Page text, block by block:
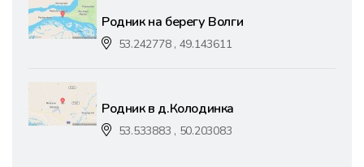
Родник на берегу Волги
53.242778 , 49.143611
Родник в д.Колодинка
53.533883 , 50.203083